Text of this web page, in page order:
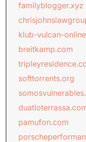
familyblogger.xyz
klub-vulcan-
breitkamp.com
softtorrents.org
pamufon.com